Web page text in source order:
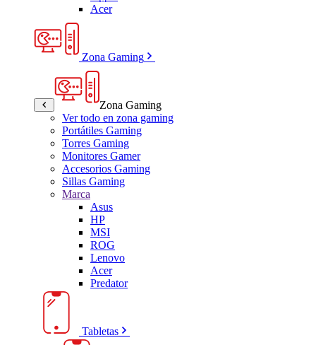
Acer
Zona Gaming
Zona Gaming
Ver todo en zona gaming
Portátiles Gaming
Torres Gaming
Monitores Gamer
Accesorios Gaming
Sillas Gaming
Marca
Asus
HP
MSI
ROG
Lenovo
Acer
Predator
Tabletas